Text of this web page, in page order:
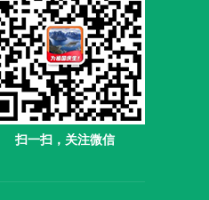
扫一扫，关注微信